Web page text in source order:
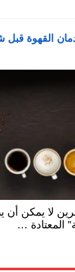
القهوة قبل
لا يمكن أن
المعتادة …